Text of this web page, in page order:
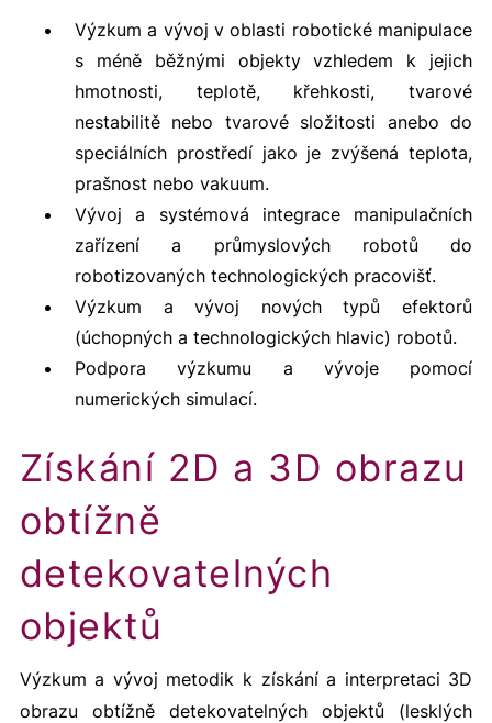
Výzkum a vývoj v oblasti robotické manipulace
s méně běžnými objekty vzhledem k jejich
hmotnosti, teplotě, křehkosti, tvarové
nestabilitě nebo tvarové složitosti anebo do
speciálních prostředí jako je zvýšená teplota,
prašnost nebo vakuum.
Vývoj a systémová integrace manipulačních
zařízení a průmyslových robotů do
robotizovaných technologických pracovišť.
Výzkum a vývoj nových typů efektorů
(úchopných a technologických hlavic) robotů.
Podpora výzkumu a vývoje pomocí
numerických simulací.
Získání 2D a 3D obrazu
obtížně
detekovatelných
objektů
Výzkum a vývoj metodik k získání a interpretaci 3D
obrazu obtížně detekovatelných objektů (lesklých